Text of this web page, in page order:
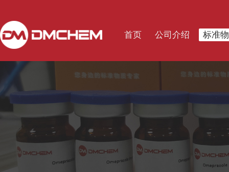
首页 公司介绍 标准